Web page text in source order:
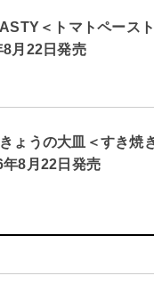
＜トマトペース
月22日発売
うの大皿＜すき焼
8月22日発売